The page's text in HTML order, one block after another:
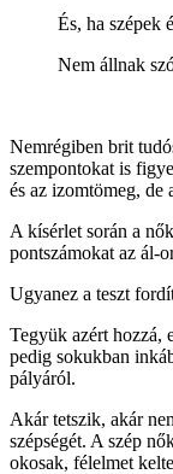
És, ha szépek
Nem állnak
Nemrégiben brit
szempontokat is
és az izomtömeg,
A kísérlet során a
pontszámokat az ál-
Ugyanez a teszt
Tegyük azért hozzá,
pedig sokukban
pályáról.
Akár tetszik, akár
szépségét. A szép
okosak, félelmet